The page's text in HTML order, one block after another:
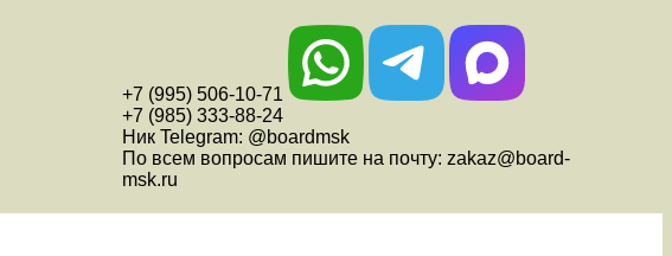
+7 (995) 506-10-71
+7 (985) 333-88-24
Ник Telegram: @boardmsk
По всем вопросам пишите на почту: zakaz@board-
msk.ru